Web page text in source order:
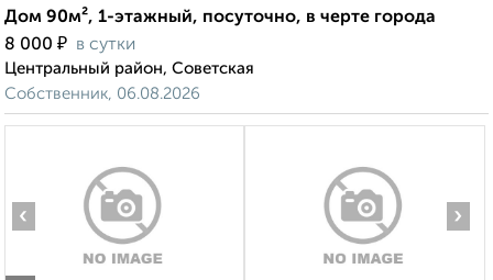
Дом 90м², 1-этажный, посуточно, в черте города
8 000 ₽ в сутки
Центральный район, Советская
Собственник, 06.08.2026
‹ ›